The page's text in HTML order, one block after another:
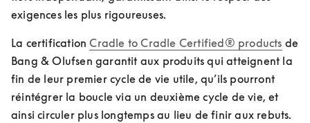
exigences les plus rigoureuses.
La certification Cradle to Cradle Certified® products de
Bang & Olufsen garantit aux produits qui atteignent la
fin de leur premier cycle de vie utile, qu’ils pourront
réintégrer la boucle via un deuxième cycle de vie, et
ainsi circuler plus longtemps au lieu de finir aux rebuts.